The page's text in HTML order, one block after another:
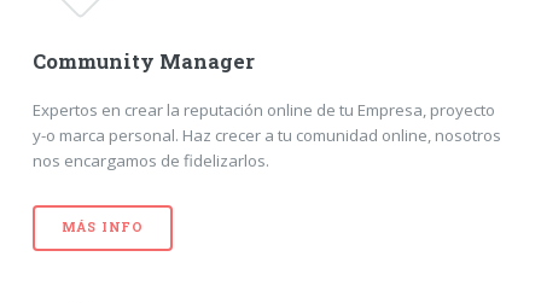
Community Manager
Expertos en crear la reputación online de tu Empresa, proyecto
y-o marca personal. Haz crecer a tu comunidad online, nosotros
nos encargamos de fidelizarlos.
MÁS INFO